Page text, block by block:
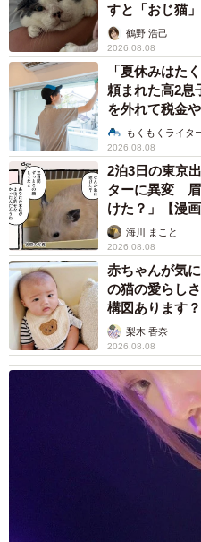
すと「おじ猫
鶴野 浩己
2026.08.08
「夏休みはた
頼まれた高2
を外れて税金
説】もくもくライタ
2026.08.08
2泊3日の東京
ターに異変 眉
けた？」【漫画
海川 まこと
2026.08.08
赤ちゃんが気
の猫の愛らし
構図あります
梨木 香奈
2026.08.08